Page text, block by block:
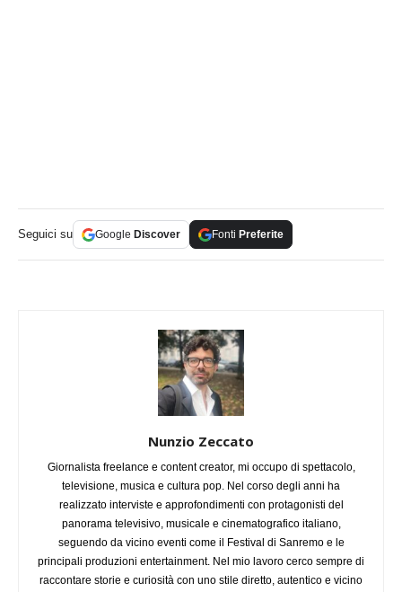
Seguici su Google Discover Fonti Preferite
Nunzio Zeccato
Giornalista freelance e content creator, mi occupo di spettacolo,
televisione, musica e cultura pop. Nel corso degli anni ha
realizzato interviste e approfondimenti con protagonisti del
panorama televisivo, musicale e cinematografico italiano,
seguendo da vicino eventi come il Festival di Sanremo e le
principali produzioni entertainment. Nel mio lavoro cerco sempre di
raccontare storie e curiosità con uno stile diretto, autentico e vicino